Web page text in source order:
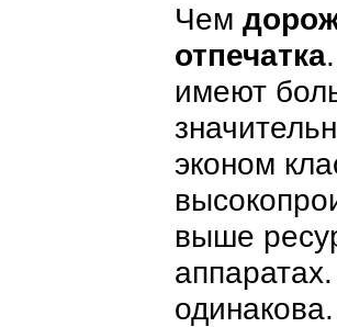
Чем
отпечатка
имеют
эконом
выше
одинакова.